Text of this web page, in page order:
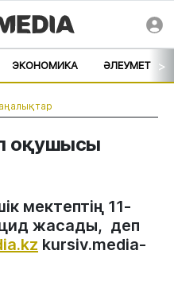
ЭКОНОМИКА ӘЛЕУМЕТ >
оқушысы
мектептің 11-
жасады, деп
kursiv.media-